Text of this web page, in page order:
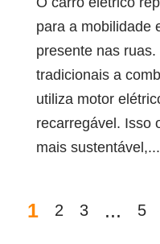
para a mobilidade
presente nas
tradicionais a
utiliza motor
recarregável. Isso
mais sustentável,...
1 2 3 ... 5